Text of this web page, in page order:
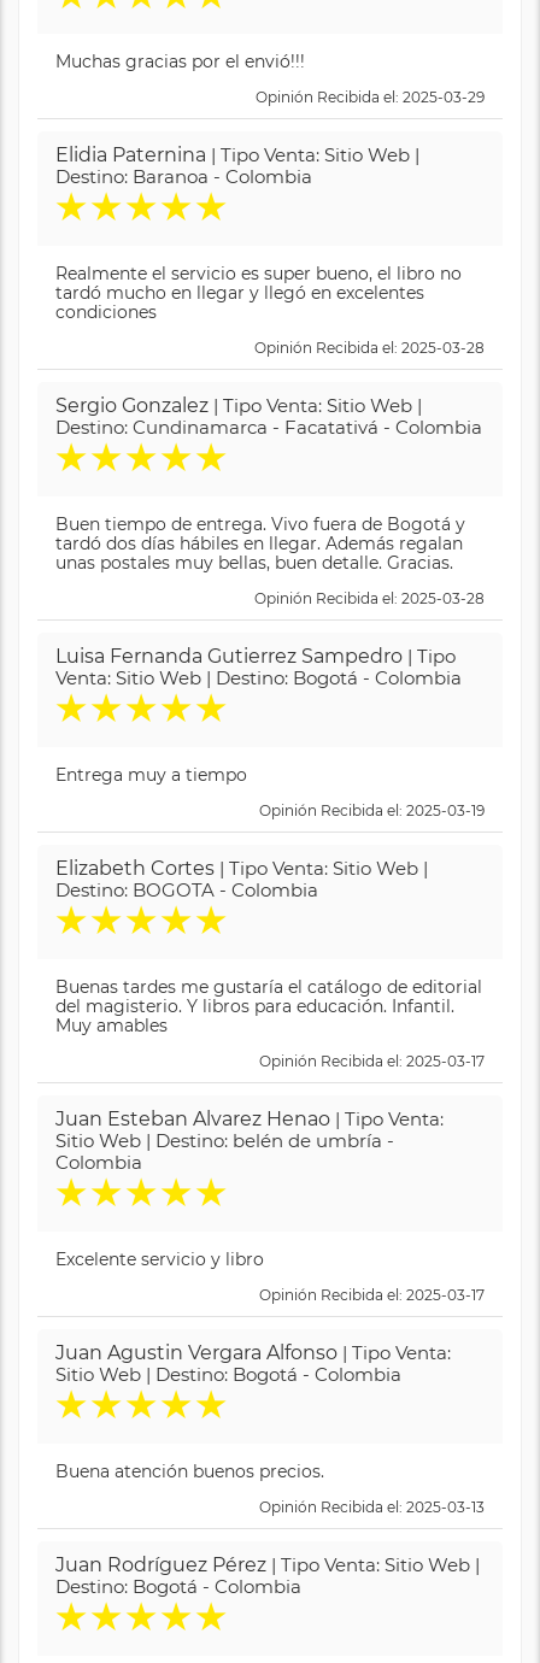
Muchas gracias por el envió!!!
Opinión Recibida el: 2025-03-29
Elidia Paternina | Tipo Venta: Sitio Web |
Destino: Baranoa - Colombia
★★★★★
Realmente el servicio es super bueno, el libro no
tardó mucho en llegar y llegó en excelentes
condiciones
Opinión Recibida el: 2025-03-28
Sergio Gonzalez | Tipo Venta: Sitio Web |
Destino: Cundinamarca - Facatativá - Colombia
★★★★★
Buen tiempo de entrega. Vivo fuera de Bogotá y
tardó dos días hábiles en llegar. Además regalan
unas postales muy bellas, buen detalle. Gracias.
Opinión Recibida el: 2025-03-28
Luisa Fernanda Gutierrez Sampedro | Tipo
Venta: Sitio Web | Destino: Bogotá - Colombia
★★★★★
Entrega muy a tiempo
Opinión Recibida el: 2025-03-19
Elizabeth Cortes | Tipo Venta: Sitio Web |
Destino: BOGOTA - Colombia
★★★★★
Buenas tardes me gustaría el catálogo de editorial
del magisterio. Y libros para educación. Infantil.
Muy amables
Opinión Recibida el: 2025-03-17
Juan Esteban Alvarez Henao | Tipo Venta:
Sitio Web | Destino: belén de umbría -
Colombia
★★★★★
Excelente servicio y libro
Opinión Recibida el: 2025-03-17
Juan Agustin Vergara Alfonso | Tipo Venta:
Sitio Web | Destino: Bogotá - Colombia
★★★★★
Buena atención buenos precios.
Opinión Recibida el: 2025-03-13
Juan Rodríguez Pérez | Tipo Venta: Sitio Web |
Destino: Bogotá - Colombia
★★★★★